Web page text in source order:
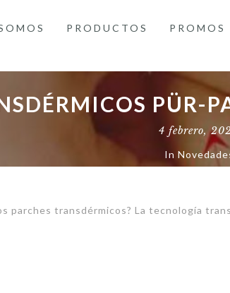
PRODUCTOS PROMOS
PÜR-
4 febrero,
In
parches transdérmicos? La tecnología